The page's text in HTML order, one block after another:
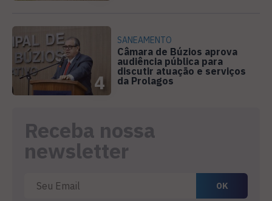
4
SANEAMENTO
Câmara de Búzios aprova
audiência pública para
discutir atuação e serviços
da Prolagos
Receba nossa
newsletter